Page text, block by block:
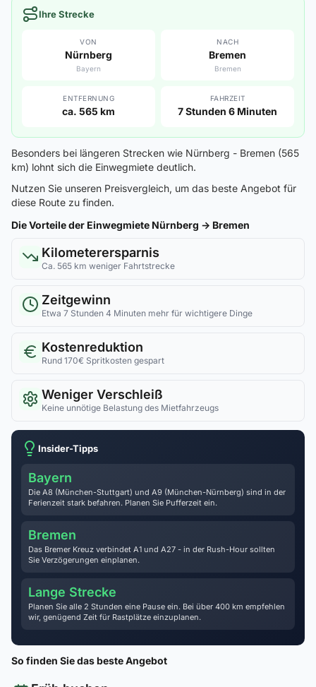
Ihre Strecke
VON
Nürnberg
Bayern
NACH
Bremen
Bremen
ENTFERNUNG
ca. 565 km
FAHRZEIT
7 Stunden 6 Minuten
Besonders bei längeren Strecken wie Nürnberg - Bremen (565
km) lohnt sich die Einwegmiete deutlich.
Nutzen Sie unseren Preisvergleich, um das beste Angebot für
diese Route zu finden.
Die Vorteile der Einwegmiete Nürnberg → Bremen
Kilometerersparnis
Ca. 565 km weniger Fahrtstrecke
Zeitgewinn
Etwa 7 Stunden 4 Minuten mehr für wichtigere Dinge
Kostenreduktion
Rund 170€ Spritkosten gespart
Weniger Verschleiß
Keine unnötige Belastung des Mietfahrzeugs
Insider-Tipps
Bayern
Die A8 (München-Stuttgart) und A9 (München-Nürnberg) sind in der
Ferienzeit stark befahren. Planen Sie Pufferzeit ein.
Bremen
Das Bremer Kreuz verbindet A1 und A27 - in der Rush-Hour sollten
Sie Verzögerungen einplanen.
Lange Strecke
Planen Sie alle 2 Stunden eine Pause ein. Bei über 400 km empfehlen
wir, genügend Zeit für Rastplätze einzuplanen.
So finden Sie das beste Angebot